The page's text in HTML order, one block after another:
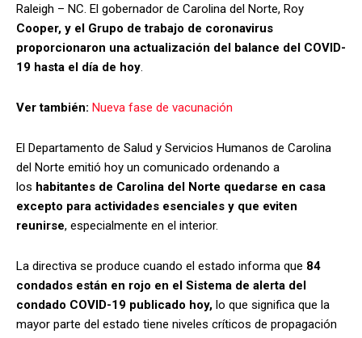
Raleigh – NC. El gobernador de Carolina del Norte, Roy
Cooper, y el Grupo de trabajo de coronavirus
proporcionaron una actualización del balance del COVID-
19 hasta el día de hoy.
Ver también: Nueva fase de vacunación
El Departamento de Salud y Servicios Humanos de Carolina
del Norte emitió hoy un comunicado ordenando a
los habitantes de Carolina del Norte quedarse en casa
excepto para actividades esenciales y que eviten
reunirse, especialmente en el interior.
La directiva se produce cuando el estado informa que 84
condados están en rojo en el Sistema de alerta del
condado COVID-19 publicado hoy, lo que significa que la
mayor parte del estado tiene niveles críticos de propagación